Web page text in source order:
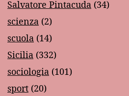
Salvatore Pintacuda (34)
scienza (2)
scuola (14)
Sicilia (332)
sociologia (101)
sport (20)